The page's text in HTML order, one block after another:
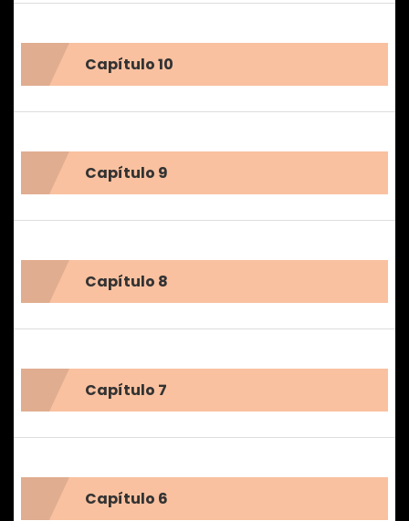
Capítulo 10
Capítulo 9
Capítulo 8
Capítulo 7
Capítulo 6